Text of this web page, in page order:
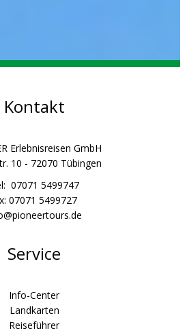
Kontakt
Erlebnisreisen GmbH
10 - 72070 Tübingen
07071 5499747
07071 5499727
Service
Info-Center
Landkarten
Reiseführer